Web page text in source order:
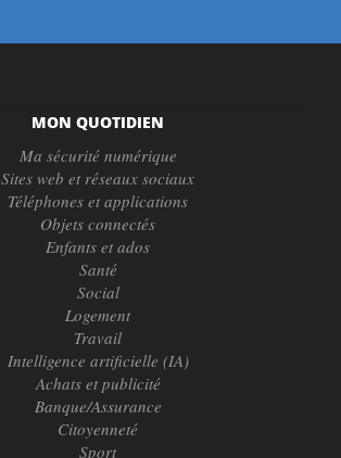
MON QUOTIDIEN
Ma sécurité numérique
Sites web et réseaux sociaux
Téléphones et applications
Objets connectés
Enfants et ados
Santé
Social
Logement
Travail
Intelligence artificielle (IA)
Achats et publicité
Banque/Assurance
Citoyenneté
Sport